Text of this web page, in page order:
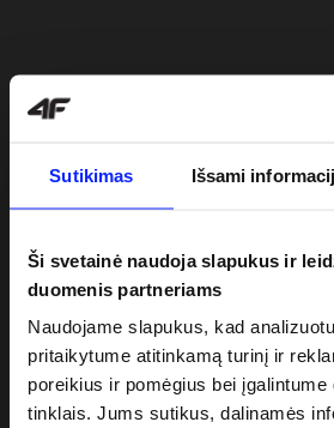
Sutikimas Išsami
Ši svetainė naudoja slapukus ir
duomenis partneriams
Naudojame slapukus, kad
pritaikytume atitinkamą turinį ir
poreikius ir pomėgius bei
tinklais. Jums sutikus, dalinamės